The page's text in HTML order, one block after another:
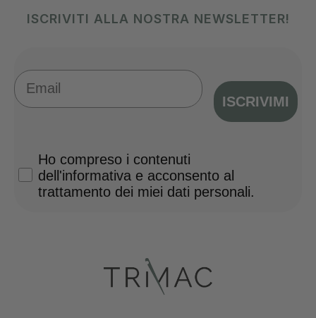
ISCRIVITI ALLA NOSTRA NEWSLETTER!
Email
ISCRIVIMI
Privacy Policy
Ho compreso i contenuti
dell'informativa e acconsento al
trattamento dei miei dati personali.